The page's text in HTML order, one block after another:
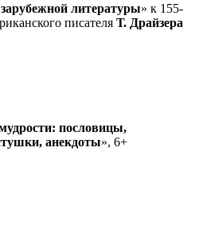
литературы» к 155-
писателя Т. Драйзера
пословицы,
анекдоты», 6+